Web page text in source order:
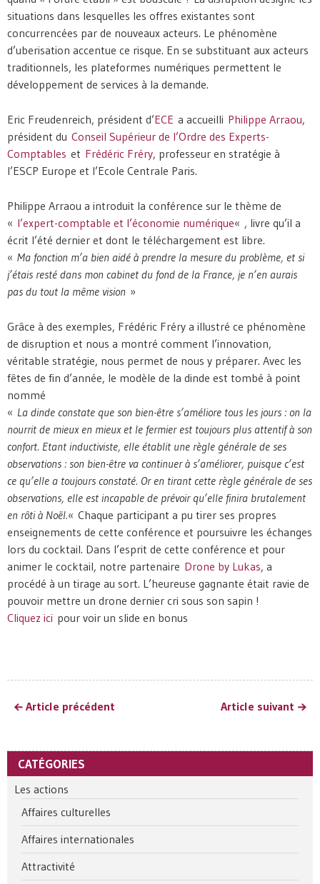
situations dans lesquelles les offres existantes sont
concurrencées par de nouveaux acteurs. Le phénomène
d’uberisation accentue ce risque. En se substituant aux acteurs
traditionnels, les plateformes numériques permettent le
développement de services à la demande.
Eric Freudenreich, président d’ECE a accueilli Philippe Arraou,
président du Conseil Supérieur de l’Ordre des Experts-
Comptables et Frédéric Fréry, professeur en stratégie à
l’ESCP Europe et l’Ecole Centrale Paris.
Philippe Arraou a introduit la conférence sur le thème de
« l’expert-comptable et l’économie numérique« , livre qu’il a
écrit l’été dernier et dont le téléchargement est libre.
« Ma fonction m’a bien aidé à prendre la mesure du problème, et si
j’étais resté dans mon cabinet du fond de la France, je n’en aurais
pas du tout la même vision »
Grâce à des exemples, Frédéric Fréry a illustré ce phénomène
de disruption et nous a montré comment l’innovation,
véritable stratégie, nous permet de nous y préparer. Avec les
fêtes de fin d’année, le modèle de la dinde est tombé à point
nommé
« La dinde constate que son bien-être s’améliore tous les jours : on la
nourrit de mieux en mieux et le fermier est toujours plus attentif à son
confort. Etant inductiviste, elle établit une règle générale de ses
observations : son bien-être va continuer à s’améliorer, puisque c’est
ce qu’elle a toujours constaté. Or en tirant cette règle générale de ses
observations, elle est incapable de prévoir qu’elle finira brutalement
en rôti à Noël.« Chaque participant a pu tirer ses propres
enseignements de cette conférence et poursuivre les échanges
lors du cocktail. Dans l’esprit de cette conférence et pour
animer le cocktail, notre partenaire Drone by Lukas, a
procédé à un tirage au sort. L’heureuse gagnante était ravie de
pouvoir mettre un drone dernier cri sous son sapin !
Cliquez ici pour voir un slide en bonus
Article précédent Article suivant
CATÉGORIES
Les actions
Affaires culturelles
Affaires internationales
Attractivité